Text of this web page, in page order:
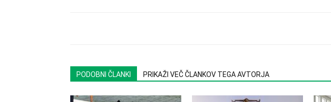
PODOBNI ČLANKI PRIKAŽI VEČ ČLANKOV TEGA AVTORJA